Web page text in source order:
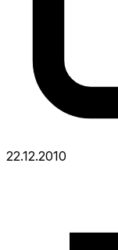
22.12.2010